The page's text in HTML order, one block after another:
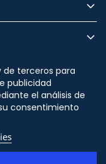
de terceros para
publicidad
el análisis de
consentimiento